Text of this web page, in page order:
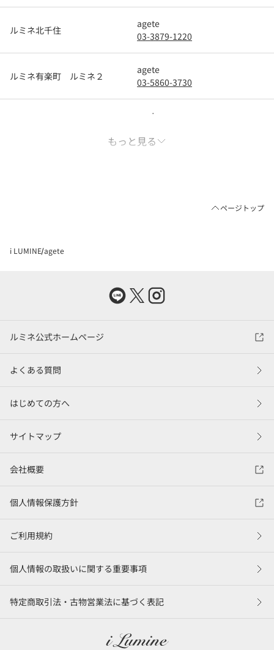
ルミネ北千住
agete
03-3879-1220
ルミネ有楽町 ルミネ２
agete
03-5860-3730
agete
もっと見る
ページトップ
i LUMINE agete
ルミネ公式ホームページ
よくある質問
はじめての方へ
サイトマップ
会社概要
個人情報保護方針
ご利用規約
個人情報の取扱いに関する重要事項
特定商取引法・古物営業法に基づく表記